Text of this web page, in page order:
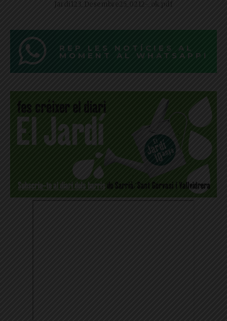
Jardi123_Desembre25_0212-_ok.pdf
REP LES NOTÍCIES AL
MOMENT AL WHATSAPP!